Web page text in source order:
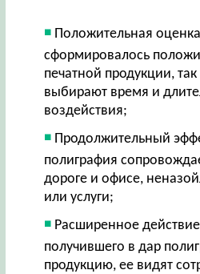
Положительная
сформировалось
печатной продукции,
выбирают время и
воздействия;
Продолжительный
полиграфия
дороге и офисе,
или услуги;
Расширенное
получившего в дар
продукцию, ее видят